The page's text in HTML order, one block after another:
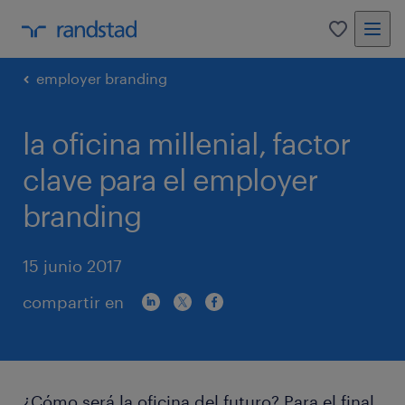
0
employer branding
la oficina millenial, factor
clave para el employer
branding
15 junio 2017
compartir en